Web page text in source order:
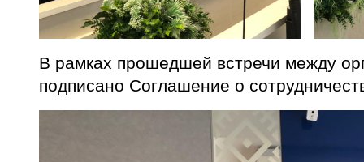
В рамках прошедшей встречи между
подписано Соглашение о